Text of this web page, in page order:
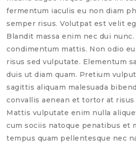
fermentum iaculis eu non diam
semper risus. Volutpat est velit
Blandit massa enim nec dui
condimentum mattis. Non odio
risus sed vulputate. Elementum
duis ut diam quam. Pretium
sagittis aliquam malesuada
convallis aenean et tortor at risus
Mattis vulputate enim nulla
cum sociis natoque penatibus et
tempus quam pellentesque nec